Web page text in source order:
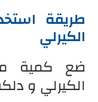
طريقة
الكيرلي
ضع كمية
الكيرلي و